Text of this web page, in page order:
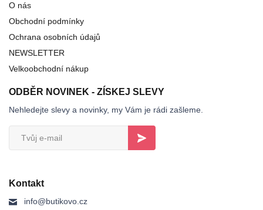
O nás
Obchodní podmínky
Ochrana osobních údajů
NEWSLETTER
Velkoobchodní nákup
ODBĚR NOVINEK - ZÍSKEJ SLEVY
Nehledejte slevy a novinky, my Vám je rádi zašleme.
Kontakt
info@butikovo.cz